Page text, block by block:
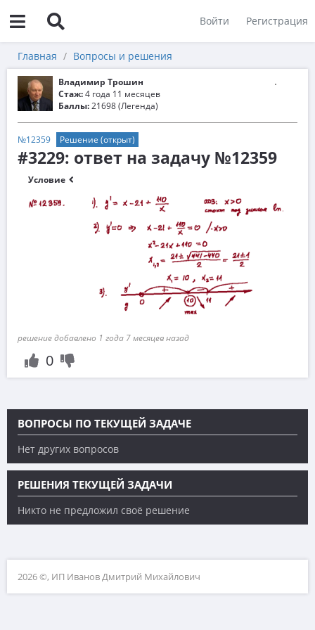
Войти Регистрация
Главная Вопросы и решения
Владимир Трошин
Стаж:4 года 11 месяцев
Баллы:21698 (Легенда)
№12359 Решение (открыт)
#3229: ответ на задачу №12359
Условие
решение добавлено 1 года 7 месяцев назад
0
ВОПРОСЫ ПО ТЕКУЩЕЙ ЗАДАЧЕ
Нет других вопросов
РЕШЕНИЯ ТЕКУЩЕЙ ЗАДАЧИ
Никто не предложил своё решение
2026 ©, ИП Иванов Дмитрий Михайлович